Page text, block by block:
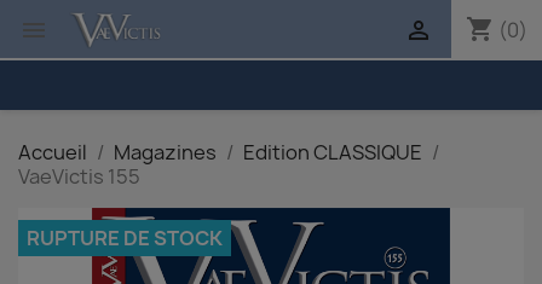
 shopping_cart (0)

Accueil Magazines
Edition CLASSIQUE
VaeVictis 155
RUPTURE DE STOCK